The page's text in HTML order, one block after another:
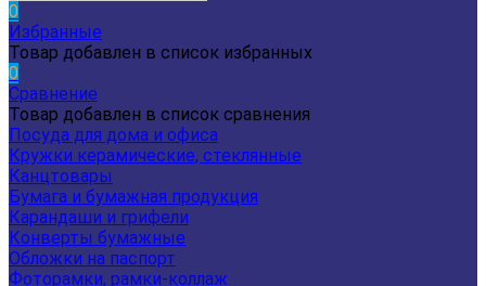
0
Избранные
Товар добавлен в список избранных
0
Сравнение
Товар добавлен в список сравнения
Посуда для дома и офиса
Кружки керамические, стеклянные
Канцтовары
Бумага и бумажная продукция
Карандаши и грифели
Конверты бумажные
Обложки на паспорт
Фоторамки, рамки-коллаж